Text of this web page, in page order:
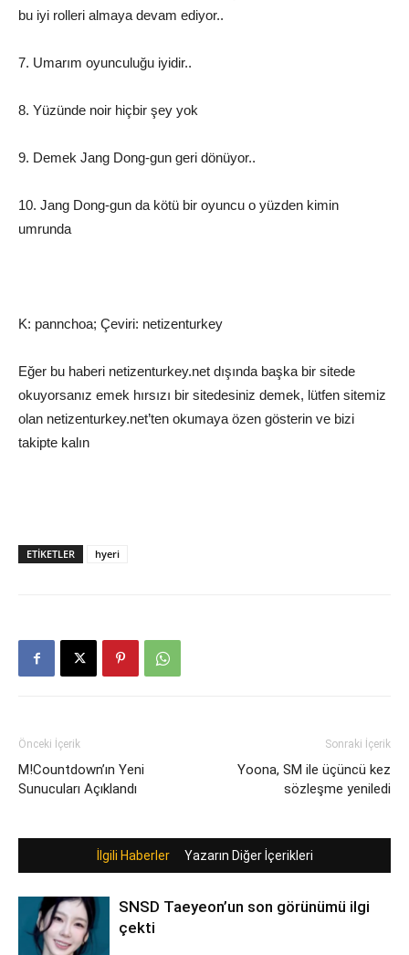
bu iyi rolleri almaya devam ediyor..
7. Umarım oyunculuğu iyidir..
8. Yüzünde noir hiçbir şey yok
9. Demek Jang Dong-gun geri dönüyor..
10. Jang Dong-gun da kötü bir oyuncu o yüzden kimin
umrunda
K: pannchoa; Çeviri: netizenturkey
Eğer bu haberi netizenturkey.net dışında başka bir sitede
okuyorsanız emek hırsızı bir sitedesiniz demek, lütfen sitemiz
olan netizenturkey.net’ten okumaya özen gösterin ve bizi
takipte kalın
ETIKETLER hyeri
Önceki İçerik
M!Countdown’ın Yeni
Sunucuları Açıklandı
Sonraki İçerik
Yoona, SM ile üçüncü kez
sözleşme yeniledi
İlgili Haberler Yazarın Diğer İçerikleri
SNSD Taeyeon’un son görünümü ilgi
çekti